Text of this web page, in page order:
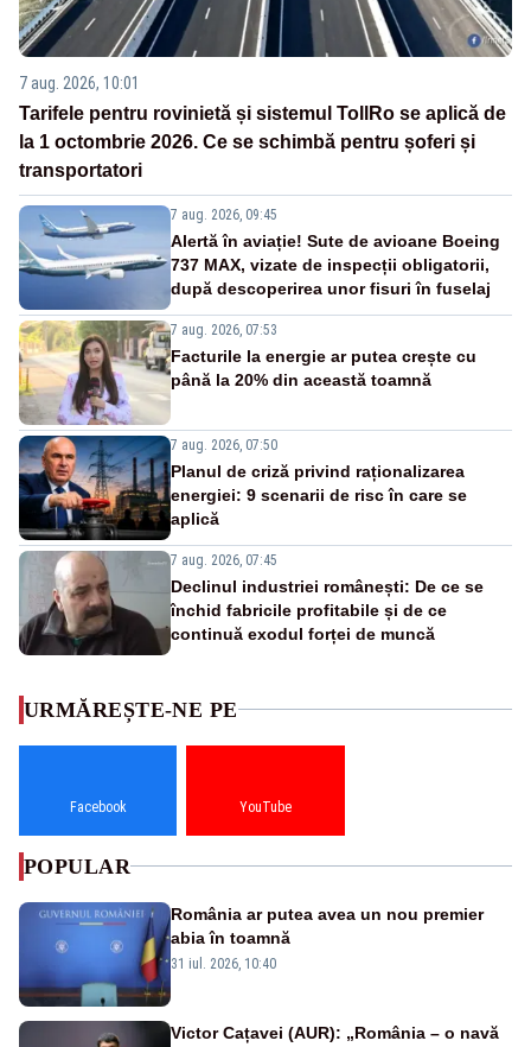
7 aug. 2026, 10:01
Tarifele pentru rovinietă și sistemul TollRo se aplică de
la 1 octombrie 2026. Ce se schimbă pentru șoferi și
transportatori
7 aug. 2026, 09:45
Alertă în aviație! Sute de avioane Boeing
737 MAX, vizate de inspecții obligatorii,
după descoperirea unor fisuri în fuselaj
7 aug. 2026, 07:53
Facturile la energie ar putea crește cu
până la 20% din această toamnă
7 aug. 2026, 07:50
Planul de criză privind raționalizarea
energiei: 9 scenarii de risc în care se
aplică
7 aug. 2026, 07:45
Declinul industriei românești: De ce se
închid fabricile profitabile și de ce
continuă exodul forței de muncă
URMĂREȘTE-NE PE
Facebook YouTube
POPULAR
România ar putea avea un nou premier
abia în toamnă
31 iul. 2026, 10:40
Victor Cațavei (AUR): „România – o navă